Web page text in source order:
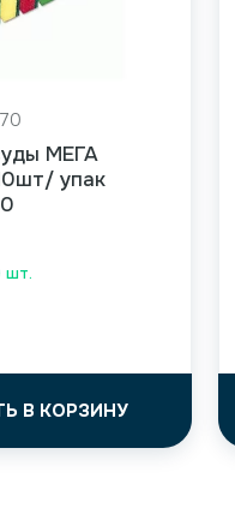
шт.
МЕГА
упак
В КОРЗИНУ